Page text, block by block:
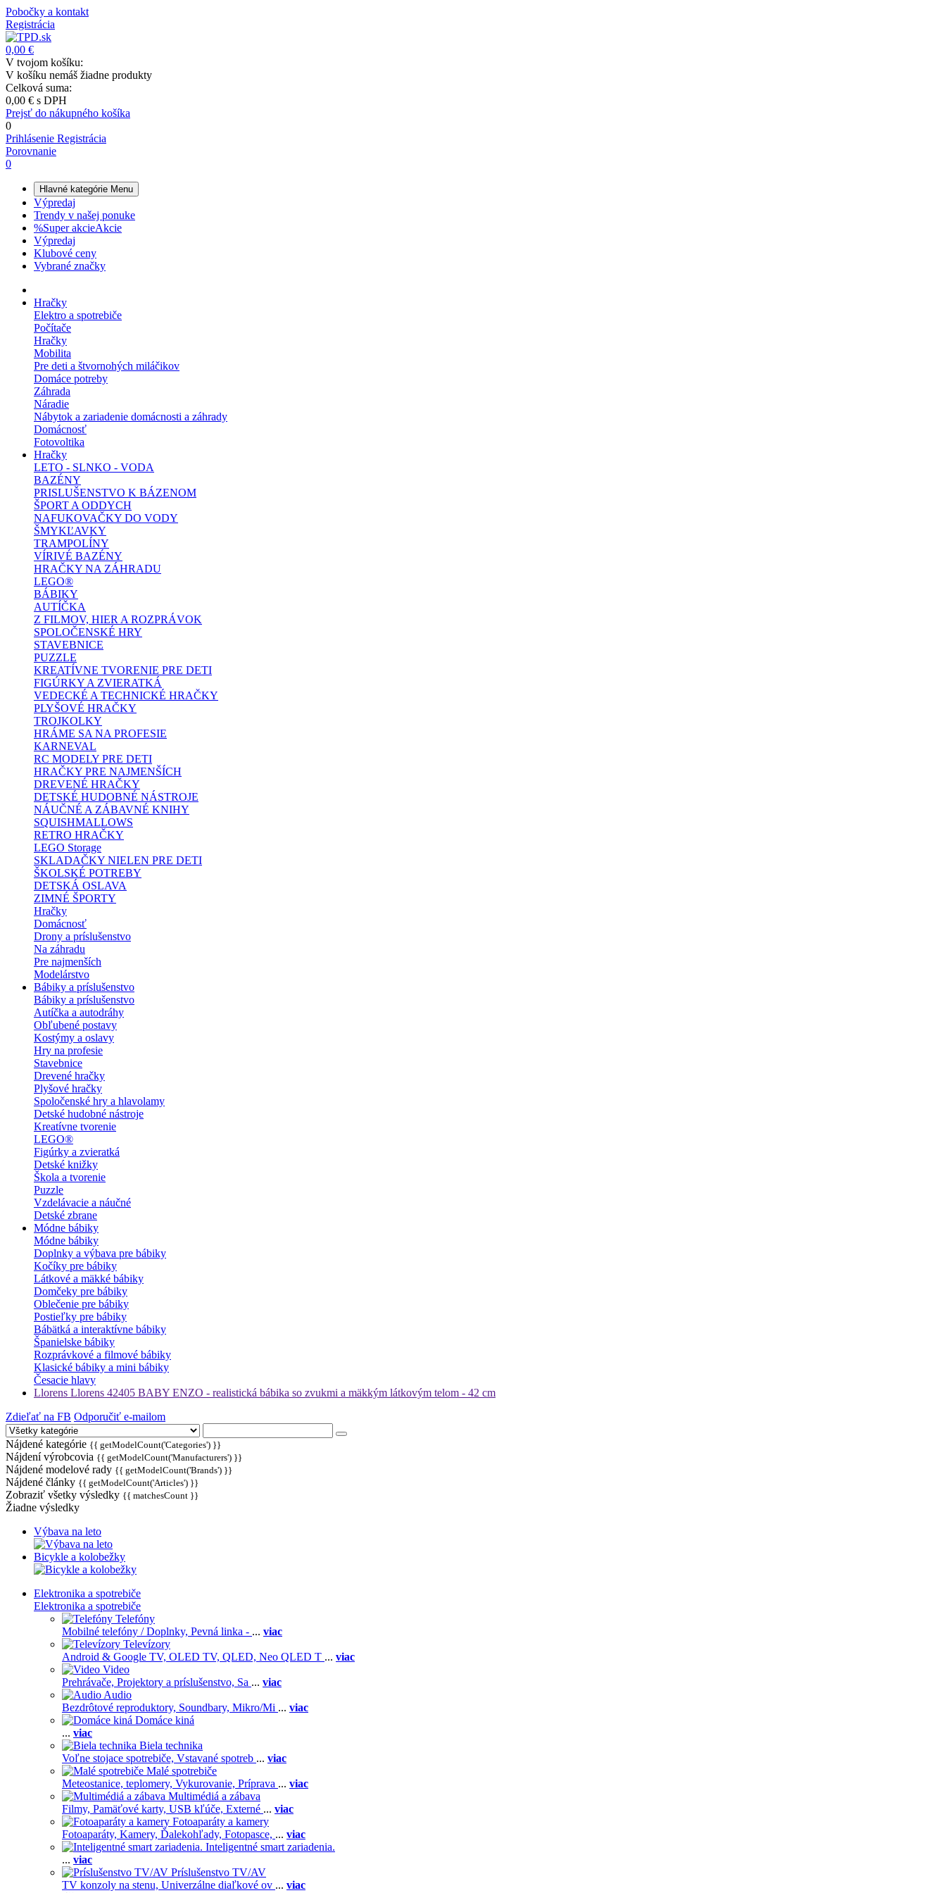
Pobočky a kontakt
Registrácia
0,00 €
V tvojom košíku:
V košíku nemáš žiadne produkty
Celková suma:
0,00 € s DPH
Prejsť do nákupného košíka
0
Prihlásenie Registrácia
Porovnanie
0
Hlavné kategórie Menu
Výpredaj
Trendy v našej ponuke
%Super akcieAkcie
Výpredaj
Klubové ceny
Vybrané značky
Hračky
Elektro a spotrebiče
Počítače
Hračky
Mobilita
Pre deti a štvornohých miláčikov
Domáce potreby
Záhrada
Náradie
Nábytok a zariadenie domácnosti a záhrady
Domácnosť
Fotovoltika
Hračky
LETO - SLNKO - VODA
BAZÉNY
PRISLUŠENSTVO K BÁZENOM
ŠPORT A ODDYCH
NAFUKOVAČKY DO VODY
ŠMYKĽAVKY
TRAMPOLÍNY
VÍRIVÉ BAZÉNY
HRAČKY NA ZÁHRADU
LEGO®
BÁBIKY
AUTÍČKA
Z FILMOV, HIER A ROZPRÁVOK
SPOLOČENSKÉ HRY
STAVEBNICE
PUZZLE
KREATÍVNE TVORENIE PRE DETI
FIGÚRKY A ZVIERATKÁ
VEDECKÉ A TECHNICKÉ HRAČKY
PLYŠOVÉ HRAČKY
TROJKOLKY
HRÁME SA NA PROFESIE
KARNEVAL
RC MODELY PRE DETI
HRAČKY PRE NAJMENŠÍCH
DREVENÉ HRAČKY
DETSKÉ HUDOBNÉ NÁSTROJE
NÁUČNÉ A ZÁBAVNÉ KNIHY
SQUISHMALLOWS
RETRO HRAČKY
LEGO Storage
SKLADAČKY NIELEN PRE DETI
ŠKOLSKÉ POTREBY
DETSKÁ OSLAVA
ZIMNÉ ŠPORTY
Hračky
Domácnosť
Drony a príslušenstvo
Na záhradu
Pre najmenších
Modelárstvo
Bábiky a príslušenstvo
Bábiky a príslušenstvo
Autíčka a autodráhy
Obľubené postavy
Kostýmy a oslavy
Hry na profesie
Stavebnice
Drevené hračky
Plyšové hračky
Spoločenské hry a hlavolamy
Detské hudobné nástroje
Kreatívne tvorenie
LEGO®
Figúrky a zvieratká
Detské knižky
Škola a tvorenie
Puzzle
Vzdelávacie a náučné
Detské zbrane
Módne bábiky
Módne bábiky
Doplnky a výbava pre bábiky
Kočíky pre bábiky
Látkové a mäkké bábiky
Domčeky pre bábiky
Oblečenie pre bábiky
Postieľky pre bábiky
Bábätká a interaktívne bábiky
Španielske bábiky
Rozprávkové a filmové bábiky
Klasické bábiky a mini bábiky
Česacie hlavy
Llorens Llorens 42405 BABY ENZO - realistická bábika so zvukmi a mäkkým látkovým telom - 42 cm
Zdieľať na FB Odporučiť e-mailom
Nájdené kategórie {{ getModelCount('Categories') }}
Nájdení výrobcovia {{ getModelCount('Manufacturers') }}
Nájdené modelové rady {{ getModelCount('Brands') }}
Nájdené články {{ getModelCount('Articles') }}
Zobraziť všetky výsledky {{ matchesCount }}
Žiadne výsledky
Výbava na leto
Bicykle a kolobežky
Elektronika a spotrebiče
Elektronika a spotrebiče
Telefóny
Mobilné telefóny / Doplnky, Pevná linka - ... viac
Televízory
Android & Google TV, OLED TV, QLED, Neo QLED T ... viac
Video
Prehrávače, Projektory a príslušenstvo, Sa ... viac
Audio
Bezdrôtové reproduktory, Soundbary, Mikro/Mi ... viac
Domáce kiná
... viac
Biela technika
Voľne stojace spotrebiče, Vstavané spotreb ... viac
Malé spotrebiče
Meteostanice, teplomery, Vykurovanie, Príprava ... viac
Multimédiá a zábava
Filmy, Pamäťové karty, USB kľúče, Externé ... viac
Fotoaparáty a kamery
Fotoaparáty, Kamery, Ďalekohľady, Fotopasce, ... viac
Inteligentné smart zariadenia.
... viac
Príslušenstvo TV/AV
TV konzoly na stenu, Univerzálne diaľkové ov ... viac